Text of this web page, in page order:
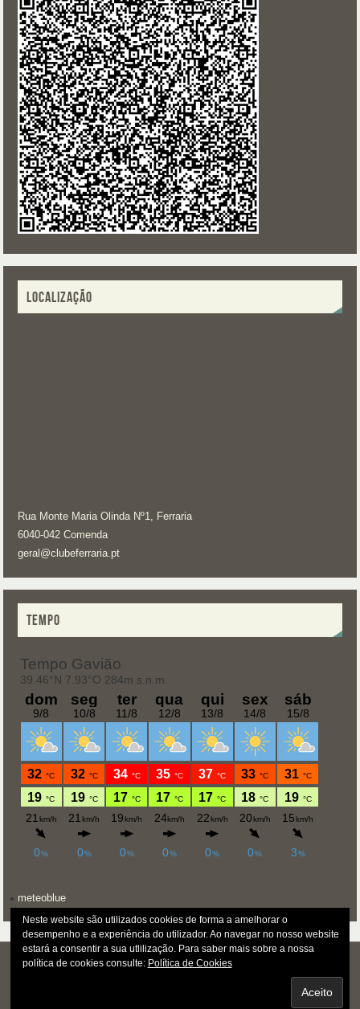
LOCALIZAÇÃO
Rua Monte Maria Olinda Nº1, Ferraria
6040-042 Comenda
geral@clubeferraria.pt
TEMPO
meteoblue
Neste website são utilizados cookies de forma a amelhorar o
desempenho e a experiência do utilizador. Ao navegar no nosso website
estará a consentir a sua utlilização. Para saber mais sobre a nossa
política de cookies consulte: Política de Cookies